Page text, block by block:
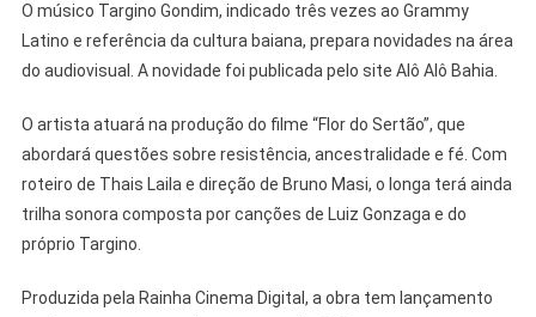
O músico Targino Gondim, indicado três vezes ao Grammy
Latino e referência da cultura baiana, prepara novidades na área
do audiovisual. A novidade foi publicada pelo site Alô Alô Bahia.
O artista atuará na produção do filme “Flor do Sertão”, que
abordará questões sobre resistência, ancestralidade e fé. Com
roteiro de Thais Laila e direção de Bruno Masi, o longa terá ainda
trilha sonora composta por canções de Luiz Gonzaga e do
próprio Targino.
Produzida pela Rainha Cinema Digital, a obra tem lançamento